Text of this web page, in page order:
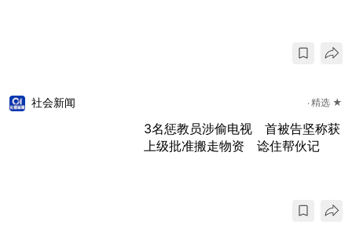
社会新闻 精选 ★
3名惩教员涉偷电视 首被告坚称获
上级批准搬走物资 谂住帮伙记